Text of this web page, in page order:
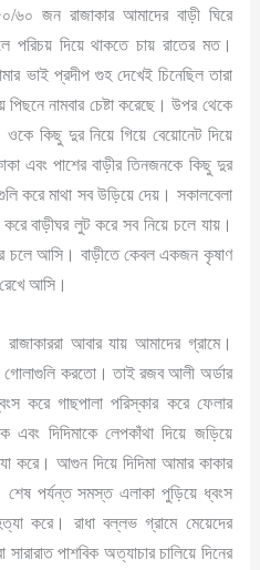
৬০ জন রাজাকার আমাদের বাড়ী ঘিরে
পরিচয় দিয়ে থাকতে চায় রাতের মত।
ভাই প্রদীপ গুহ দেখেই চিনেছিল তারা
পিছনে নামবার চেষ্টা করেছে। উপর থেকে
ওকে কিছু দুর নিয়ে গিয়ে বেয়োনেট দিয়ে
এবং পাশের বাড়ীর তিনজনকে কিছু দুর
করে মাথা সব উড়িয়ে দেয়। সকালবেলা
বাড়ীঘর লুট করে সব নিয়ে চলে যায়।
চলে আসি। বাড়ীতে কেবল একজন কৃষাণ
আসি।
আবার যায় আমাদের গ্রামে।
গোলাগুলি করতো। তাই রজব আলী অর্ডার
করে গাছপালা পরিস্কার করে ফেলার
দিদিমাকে লেপকাঁথা দিয়ে জড়িয়ে
করে। আগুন দিয়ে দিদিমা আমার কাকার
শেষ পর্যন্ত সমস্ত এলাকা পুড়িয়ে ধ্বংস
করে। রাধা বল্লভ গ্রামে মেয়েদের
পাশবিক অত্যাচার চালিয়ে দিনের